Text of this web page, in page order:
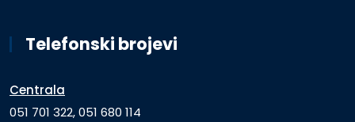
Telefonski brojevi
Centrala
051 701 322, 051 680 114